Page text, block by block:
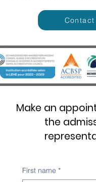
Contact
Make an
the
First name *